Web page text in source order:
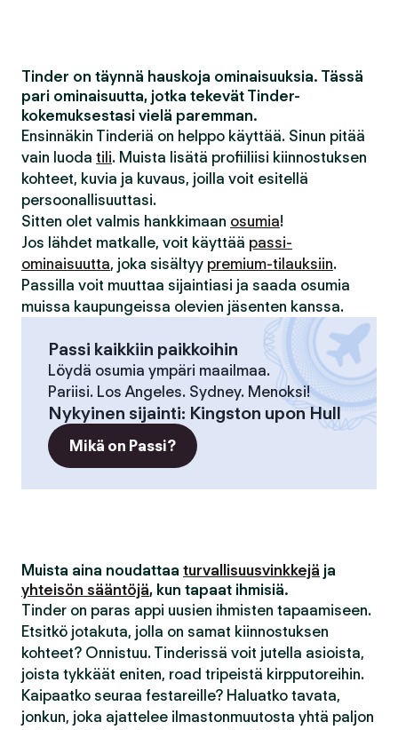
Tinder on täynnä hauskoja ominaisuuksia. Tässä
pari ominaisuutta, jotka tekevät Tinder-
kokemuksestasi vielä paremman.
Ensinnäkin Tinderiä on helppo käyttää. Sinun pitää
vain luoda tili. Muista lisätä profiiliisi kiinnostuksen
kohteet, kuvia ja kuvaus, joilla voit esitellä
persoonallisuuttasi.
Sitten olet valmis hankkimaan osumia!
Jos lähdet matkalle, voit käyttää passi-
ominaisuutta, joka sisältyy premium-tilauksiin.
Passilla voit muuttaa sijaintiasi ja saada osumia
muissa kaupungeissa olevien jäsenten kanssa.
Passi kaikkiin paikkoihin
Löydä osumia ympäri maailmaa.
Pariisi. Los Angeles. Sydney. Menoksi!
Nykyinen sijainti: Kingston upon Hull
Mikä on Passi?
Muista aina noudattaa turvallisuusvinkkejä ja
yhteisön sääntöjä, kun tapaat ihmisiä.
Tinder on paras appi uusien ihmisten tapaamiseen.
Etsitkö jotakuta, jolla on samat kiinnostuksen
kohteet? Onnistuu. Tinderissä voit jutella asioista,
joista tykkäät eniten, road tripeistä kirpputoreihin.
Kaipaatko seuraa festareille? Haluatko tavata,
jonkun, joka ajattelee ilmastonmuutosta yhtä paljon